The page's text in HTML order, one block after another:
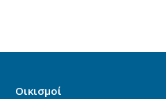
Οικισμοί